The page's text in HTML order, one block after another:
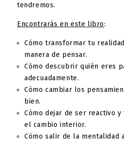
tendremos.
Encontrarás en este libro:
Cómo transformar tu
manera de pensar.
Cómo descubrir quién eres
adecuadamente.
Cómo cambiar los
bien.
Cómo dejar de ser reactivo
el cambio interior.
Cómo salir de la mentalidad